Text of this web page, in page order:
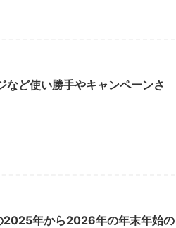
など使い勝手やキャンペーンさ
2025年から2026年の年末年始の